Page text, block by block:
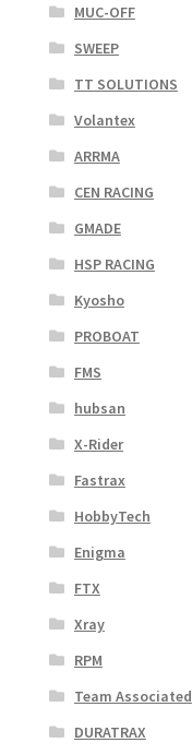
MUC-OFF
SWEEP
TT SOLUTIONS
Volantex
ARRMA
CEN RACING
GMADE
HSP RACING
Kyosho
PROBOAT
FMS
hubsan
X-Rider
Fastrax
HobbyTech
Enigma
FTX
Xray
RPM
Team Associated
DURATRAX